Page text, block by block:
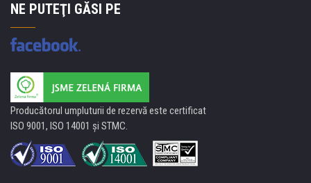
NE PUTEŢI GĂSI PE
Producătorul umpluturii de rezervă este certificat
ISO 9001, ISO 14001 şi STMC.